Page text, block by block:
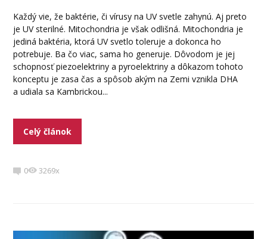
Každý vie, že baktérie, či vírusy na UV svetle zahynú. Aj preto
je UV sterilné. Mitochondria je však odlišná. Mitochondria je
jediná baktéria, ktorá UV svetlo toleruje a dokonca ho
potrebuje. Ba čo viac, sama ho generuje. Dôvodom je jej
schopnosť piezoelektriny a pyroelektriny a dôkazom tohoto
konceptu je zasa čas a spôsob akým na Zemi vznikla DHA
a udiala sa Kambrickou...
Celý článok
0 3269x